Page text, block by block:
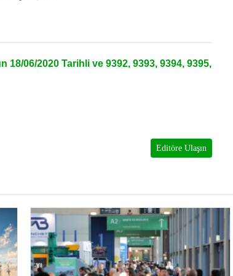
18/06/2020 Tarihli ve 9392, 9393, 9394, 9395,
Editöre Ulaşın